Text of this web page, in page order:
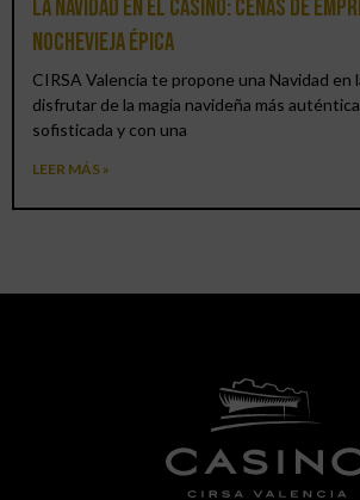
La Navidad en el Casino: cenas de
Nochevieja épica
CIRSA Valencia te propone una Navidad en
disfrutar de la magia navideña más
sofisticada y con una
LEER MÁS »